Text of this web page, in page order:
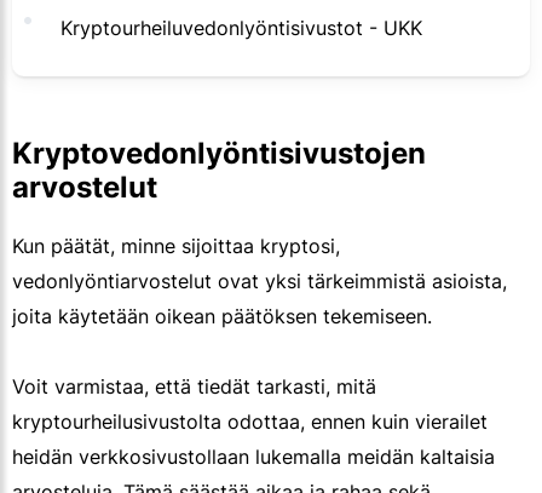
Kryptourheiluvedonlyöntisivustot - UKK
Kryptovedonlyöntisivustojen
arvostelut
Kun päätät, minne sijoittaa kryptosi,
vedonlyöntiarvostelut ovat yksi tärkeimmistä asioista,
joita käytetään oikean päätöksen tekemiseen.
Voit varmistaa, että tiedät tarkasti, mitä
kryptourheilusivustolta odottaa, ennen kuin vierailet
heidän verkkosivustollaan lukemalla meidän kaltaisia